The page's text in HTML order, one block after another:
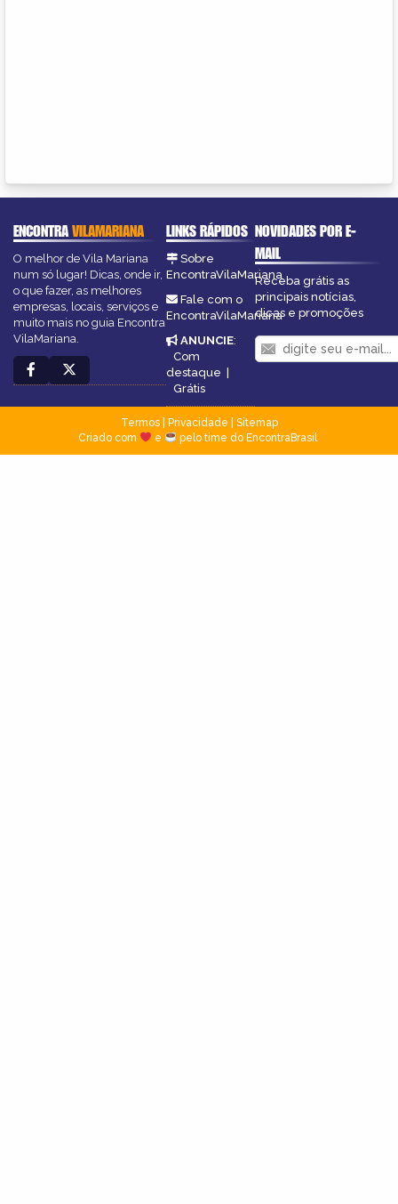
ENCONTRAVILAMARIANA
O melhor de Vila Mariana
num só lugar! Dicas, onde ir,
o que fazer, as melhores
empresas, locais, serviços e
muito mais no guia Encontra
VilaMariana.
LINKS RÁPIDOS
Sobre
EncontraVilaMariana
Fale com o
EncontraVilaMariana
ANUNCIE:
Com
destaque |
Grátis
NOVIDADES POR E-
MAIL
Receba grátis as
principais notícias,
dicas e promoções
Termos| Privacidade
Sitemap
Criado com
e pelo time do EncontraBrasil